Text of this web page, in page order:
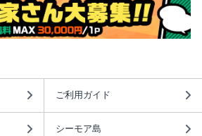
ご利用ガイド
シーモア島